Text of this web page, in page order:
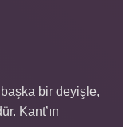
bir deyişle,
Kant’ın